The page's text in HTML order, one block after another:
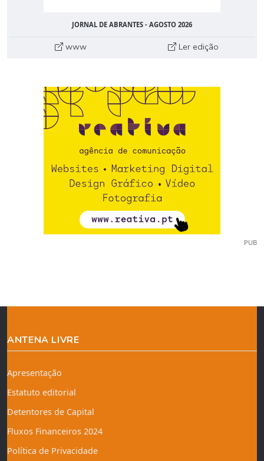
JORNAL DE ABRANTES - AGOSTO 2026
www Ler edição
PUB
ANTENA LIVRE
Apresentação
Estatuto editorial
Detentores de Capital
Fluxos Financeiros 2024
Política de Privacidade